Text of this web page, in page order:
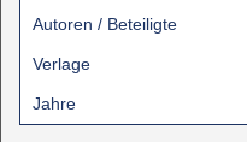
Autoren / Beteiligte
Verlage
Jahre